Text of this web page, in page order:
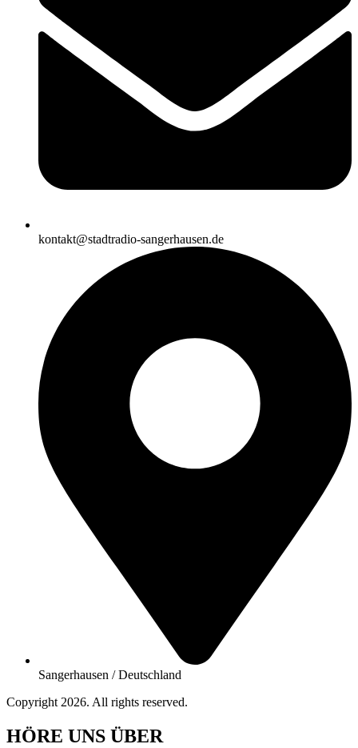
kontakt@stadtradio-sangerhausen.de
Sangerhausen / Deutschland
Copyright 2026. All rights reserved.
HÖRE UNS ÜBER